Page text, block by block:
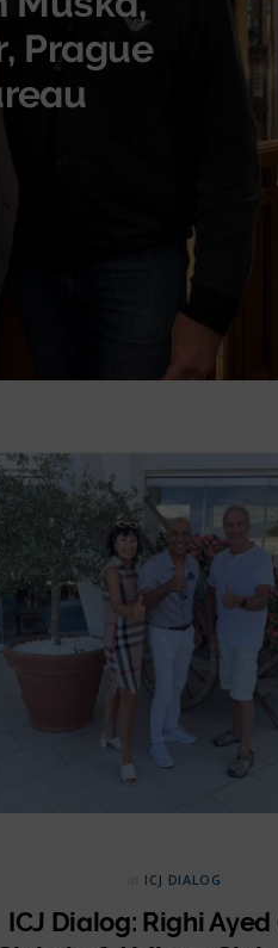
Prague
ICJ DIALOG
ICJ Dialog: Righi Ayed